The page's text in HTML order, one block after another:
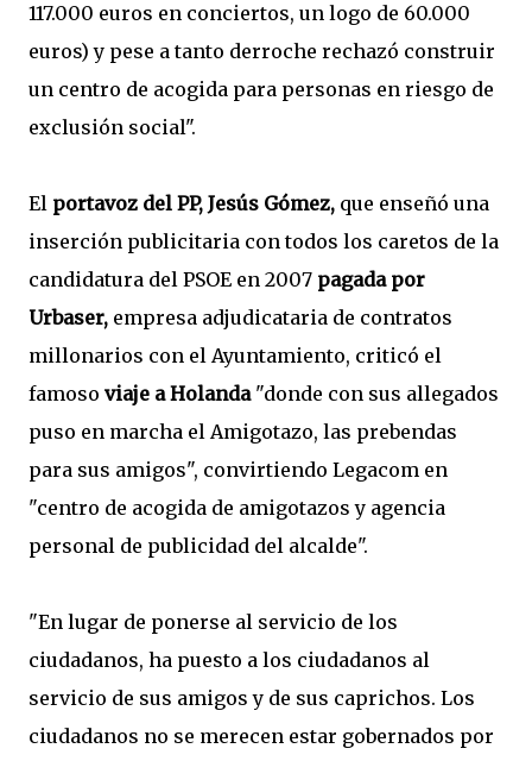
117.000 euros en conciertos, un logo de 60.000
euros) y pese a tanto derroche rechazó construir
un centro de acogida para personas en riesgo de
exclusión social".
El portavoz del PP, Jesús Gómez, que enseñó una
inserción publicitaria con todos los caretos de la
candidatura del PSOE en 2007 pagada por
Urbaser, empresa adjudicataria de contratos
millonarios con el Ayuntamiento, criticó el
famoso viaje a Holanda"donde con sus allegados
puso en marcha el Amigotazo, las prebendas
para sus amigos", convirtiendo Legacom en
"centro de acogida de amigotazos y agencia
personal de publicidad del alcalde".
"En lugar de ponerse al servicio de los
ciudadanos, ha puesto a los ciudadanos al
servicio de sus amigos y de sus caprichos. Los
ciudadanos no se merecen estar gobernados por